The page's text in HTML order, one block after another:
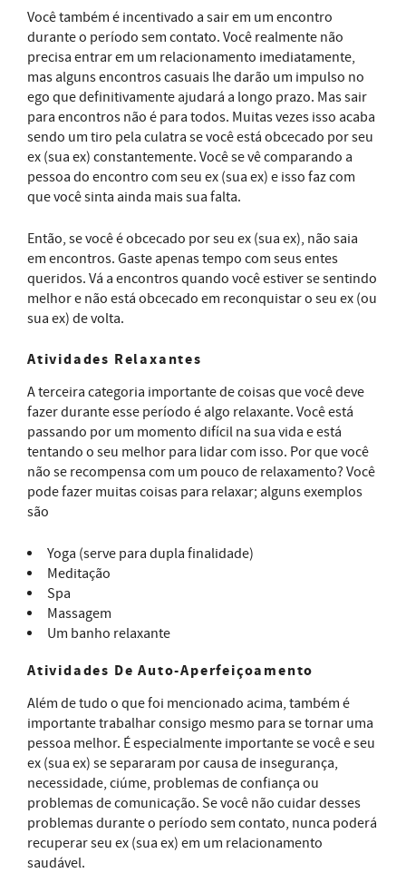
Você também é incentivado a sair em um encontro
durante o período sem contato. Você realmente não
precisa entrar em um relacionamento imediatamente,
mas alguns encontros casuais lhe darão um impulso no
ego que definitivamente ajudará a longo prazo. Mas sair
para encontros não é para todos. Muitas vezes isso acaba
sendo um tiro pela culatra se você está obcecado por seu
ex (sua ex) constantemente. Você se vê comparando a
pessoa do encontro com seu ex (sua ex) e isso faz com
que você sinta ainda mais sua falta.
Então, se você é obcecado por seu ex (sua ex), não saia
em encontros. Gaste apenas tempo com seus entes
queridos. Vá a encontros quando você estiver se sentindo
melhor e não está obcecado em reconquistar o seu ex (ou
sua ex) de volta.
Atividades Relaxantes
A terceira categoria importante de coisas que você deve
fazer durante esse período é algo relaxante. Você está
passando por um momento difícil na sua vida e está
tentando o seu melhor para lidar com isso. Por que você
não se recompensa com um pouco de relaxamento? Você
pode fazer muitas coisas para relaxar; alguns exemplos
são
Yoga (serve para dupla finalidade)
Meditação
Spa
Massagem
Um banho relaxante
Atividades De Auto-Aperfeiçoamento
Além de tudo o que foi mencionado acima, também é
importante trabalhar consigo mesmo para se tornar uma
pessoa melhor. É especialmente importante se você e seu
ex (sua ex) se separaram por causa de insegurança,
necessidade, ciúme, problemas de confiança ou
problemas de comunicação. Se você não cuidar desses
problemas durante o período sem contato, nunca poderá
recuperar seu ex (sua ex) em um relacionamento
saudável.